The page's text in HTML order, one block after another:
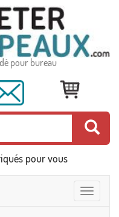
pour bureau
pour vous
Toggle
navigation